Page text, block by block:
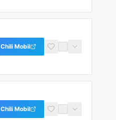
Chili Mobil
Chili Mobil